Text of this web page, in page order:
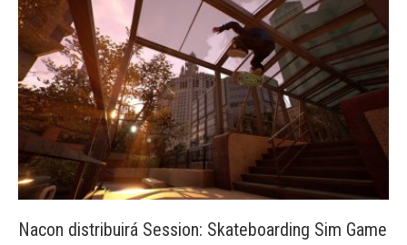
Nacon distribuirá Session: Skateboarding Sim Game